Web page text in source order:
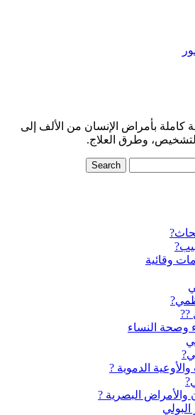
كاملة بأمراض الإنسان من الألف إلى
التشخيص، وطرق العلاج.
وقائية
??
وصحة النساء
الدموية ?
والأمراض البصرية ?️
البولي